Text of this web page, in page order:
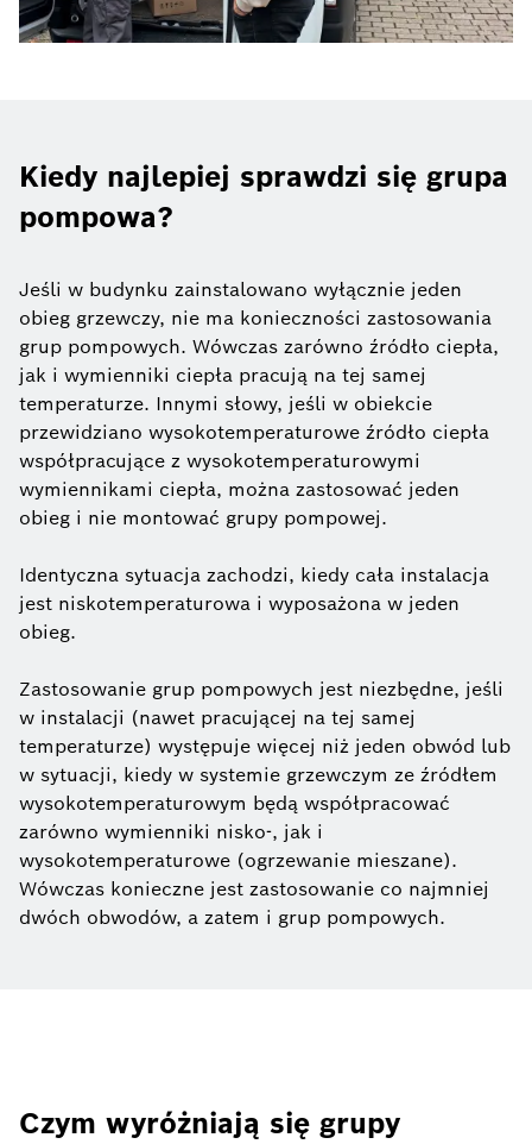
Kiedy najlepiej sprawdzi się grupa
pompowa?
Jeśli w budynku zainstalowano wyłącznie jeden
obieg grzewczy, nie ma konieczności zastosowania
grup pompowych. Wówczas zarówno źródło ciepła,
jak i wymienniki ciepła pracują na tej samej
temperaturze. Innymi słowy, jeśli w obiekcie
przewidziano wysokotemperaturowe źródło ciepła
współpracujące z wysokotemperaturowymi
wymiennikami ciepła, można zastosować jeden
obieg i nie montować grupy pompowej.
Identyczna sytuacja zachodzi, kiedy cała instalacja
jest niskotemperaturowa i wyposażona w jeden
obieg.
Zastosowanie grup pompowych jest niezbędne, jeśli
w instalacji (nawet pracującej na tej samej
temperaturze) występuje więcej niż jeden obwód lub
w sytuacji, kiedy w systemie grzewczym ze źródłem
wysokotemperaturowym będą współpracować
zarówno wymienniki nisko-, jak i
wysokotemperaturowe (ogrzewanie mieszane).
Wówczas konieczne jest zastosowanie co najmniej
dwóch obwodów, a zatem i grup pompowych.
Czym wyróżniają się grupy